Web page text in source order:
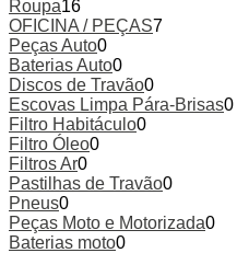
Roupa16
OFICINA / PEÇAS7
Peças Auto0
Baterias Auto0
Discos de Travão0
Escovas Limpa Pára-Brisas0
Filtro Habitáculo0
Filtro Óleo0
Filtros Ar0
Pastilhas de Travão0
Pneus0
Peças Moto e Motorizada0
Baterias moto0